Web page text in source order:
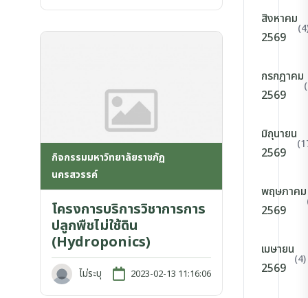
กิจกรรมมหาวิทยาลัยราชภัฏ
นครสวรรค์
โครงการบริการวิชาการการ
ปลูกพืชไม่ใช้ดิน
(Hydroponics)
ไม่ระบุ 2023-02-13 11:16:06
สิงหาคม
2569
กรกฎาคม
2569
มิถุนายน
2569
พฤษภาคม
2569
เมษายน
2569
(4)